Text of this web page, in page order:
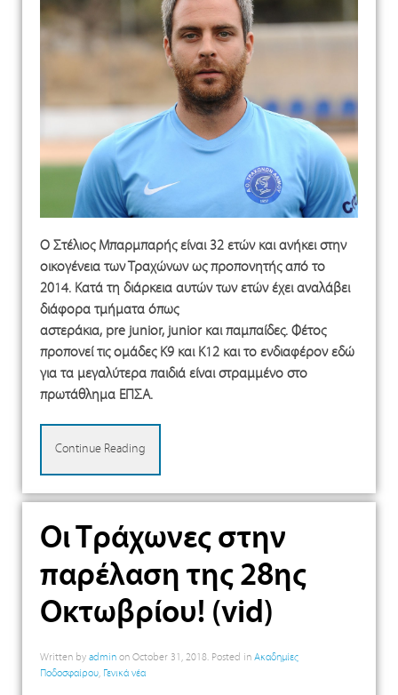
Ο Στέλιος Μπαρμπαρής είναι 32 ετών και ανήκει στην
οικογένεια των Τραχώνων ως προπονητής από το
2014. Κατά τη διάρκεια αυτών των ετών έχει αναλάβει
διάφορα τμήματα όπως
αστεράκια, pre junior, junior και παμπαίδες. Φέτος
προπονεί τις ομάδες Κ9 και Κ12 και το ενδιαφέρον εδώ
για τα μεγαλύτερα παιδιά είναι στραμμένο στο
πρωτάθλημα ΕΠΣΑ.
Continue Reading
Οι Τράχωνες στην
παρέλαση της 28ης
Οκτωβρίου! (vid)
Written by admin on October 31, 2018. Posted in Ακαδημίες
Ποδοσφαίρου, Γενικά νέα